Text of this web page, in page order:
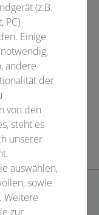
(z.B.
PC)
Einige
andere
der
von den
steht es
unserer
auswählen,
sowie
Weitere
zur